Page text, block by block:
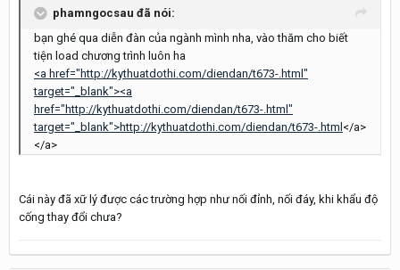
phamngocsau đã nói:
bạn ghé qua diễn đàn của ngành mình nha, vào thăm cho biết
tiện load chương trình luôn ha
<a href="http://kythuatdothi.com/diendan/t673-.html"
target="_blank"><a
href="http://kythuatdothi.com/diendan/t673-.html"
target="_blank">http://kythuatdothi.com/diendan/t673-.html </a>
</a>
Cái này đã xữ lý được các trường hợp như nối đỉnh, nối đáy, khi khẩu độ
cống thay đổi chưa?